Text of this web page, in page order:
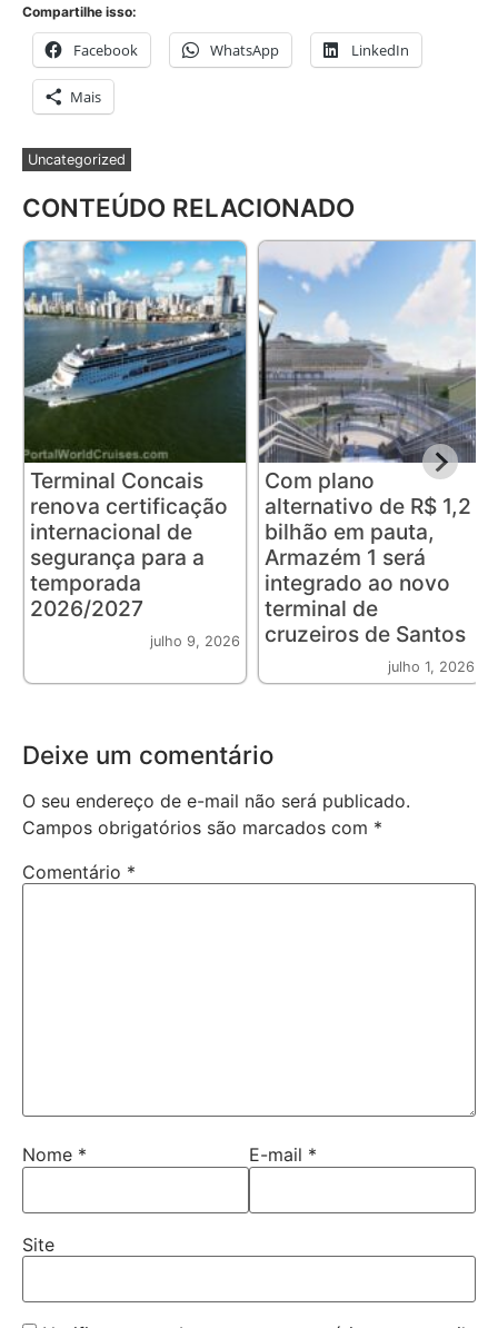
Compartilhe isso:
Facebook WhatsApp LinkedIn
Mais
Uncategorized
CONTEÚDO RELACIONADO
Terminal Concais
renova certificação
internacional de
segurança para a
temporada
2026/2027
julho 9, 2026
Com plano
alternativo de R$ 1,2
bilhão em pauta,
Armazém 1 será
integrado ao novo
terminal de
cruzeiros de Santos
julho 1, 2026
Deixe um comentário
O seu endereço de e-mail não será publicado.
Campos obrigatórios são marcados com *
Comentário *
Nome * E-mail *
Site